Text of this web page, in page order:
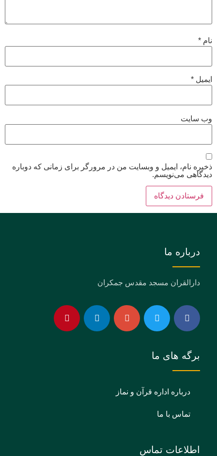
نام *
ایمیل *
وب‌ سایت
ذخیره نام، ایمیل و وبسایت من در مرورگر برای زمانی که دوباره
دیدگاهی می‌نویسم.
درباره ما
دارالقران مسجد مقدس جمکران
برگه های ما
درباره اداره قرآن و نماز
تماس با ما
اطلاعات تماس